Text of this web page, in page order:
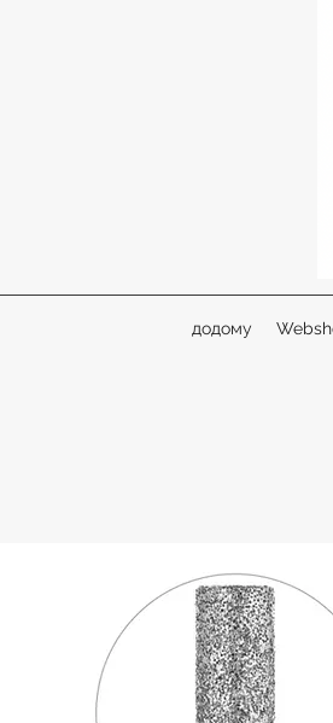
додому